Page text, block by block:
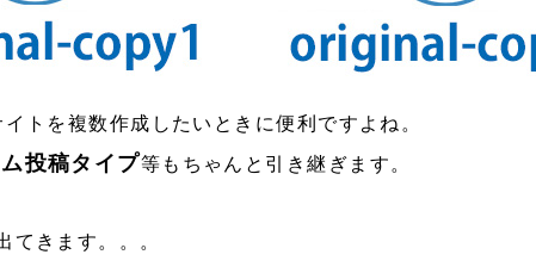
トを複数作成したいときに便利ですよね。
投稿タイプ等もちゃんと引き継ぎます。
てきます。。。